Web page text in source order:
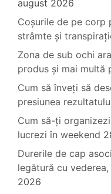
august 2026
Coșurile de pe corp
strâmte și
Zona de sub ochi
produs și mai multă
Cum să înveți să
presiunea
Cum să-ți
lucrezi în weekend
Durerile de cap
legătură cu
2026